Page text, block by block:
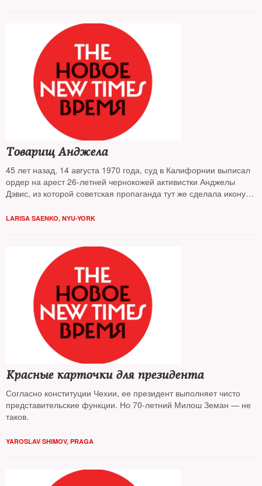
Товарищ Анджела
45 лет назад, 14 августа 1970 года, суд в Калифорнии выписал
ордер на арест 26-летней чернокожей активистки Анджелы
Дэвис, из которой советская пропаганда тут же сделала икону
Хотя и продолжает мечтать о революции
LARISA SAENKO, NYU-YORK
Красные карточки для президента
Согласно конституции Чехии, ее президент выполняет чисто
представительские функции. Но 70-летний Милош Земан — не
таков.
YAROSLAV SHIMOV, PRAGA